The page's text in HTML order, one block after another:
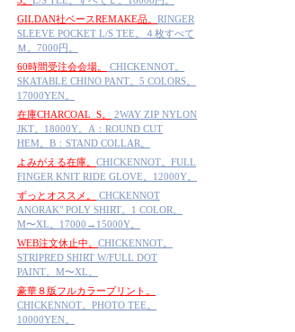
GILDAN社ベースREMAKE品。 RINGER
SLEEVE POCKET L/S TEE。４枚すべて
Ｍ。7000円。
60時間受注会会場。
CHICKENNOT。
SKATABLE CHINO PANT。5 COLORS。
17000YEN。
在庫CHARCOAL_S。
2WAY ZIP NYLON
JKT。18000Y。A：ROUND CUT
HEM。B：STAND COLLAR。
よみがえる在庫。 CHICKENNOT。FULL
FINGER KNIT RIDE GLOVE。12000Y。
ずっとオススメ。
CHCKENNOT
ANORAK" POLY SHIRT。1 COLOR。
M〜XL。17000→15000Y。
WEB注文休止中。 CHICKENNOT。
STRIPRED SHIRT W/FULL DOT
PAINT。M〜XL。
豪華８版フルカラープリント。
CHICKENNOT。PHOTO TEE。
10000YEN。